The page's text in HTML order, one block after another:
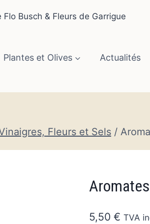
Plantes et Olives Actualités
Fleurs et Sels /
5,50 € TVA